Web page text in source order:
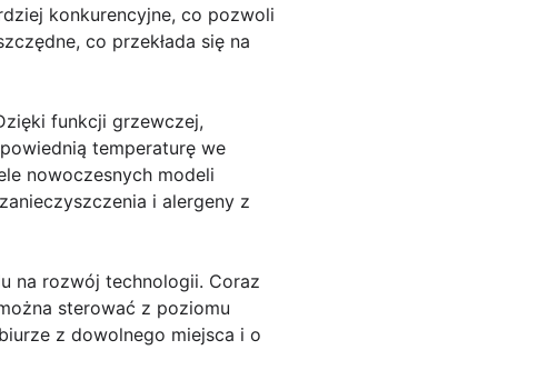
konkurencyjne, co pozwoli
co przekłada się na
funkcji grzewczej,
temperaturę we
nowoczesnych modeli
i alergeny z
na rozwój technologii. Coraz
sterować z poziomu
z dowolnego miejsca i o